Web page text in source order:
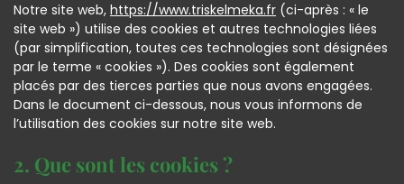
Notre site web, https://www.triskelmeka.fr (ci-après : « le
site web ») utilise des cookies et autres technologies liées
(par simplification, toutes ces technologies sont désignées
par le terme « cookies »). Des cookies sont également
placés par des tierces parties que nous avons engagées.
Dans le document ci-dessous, nous vous informons de
l’utilisation des cookies sur notre site web.
2. Que sont les cookies ?